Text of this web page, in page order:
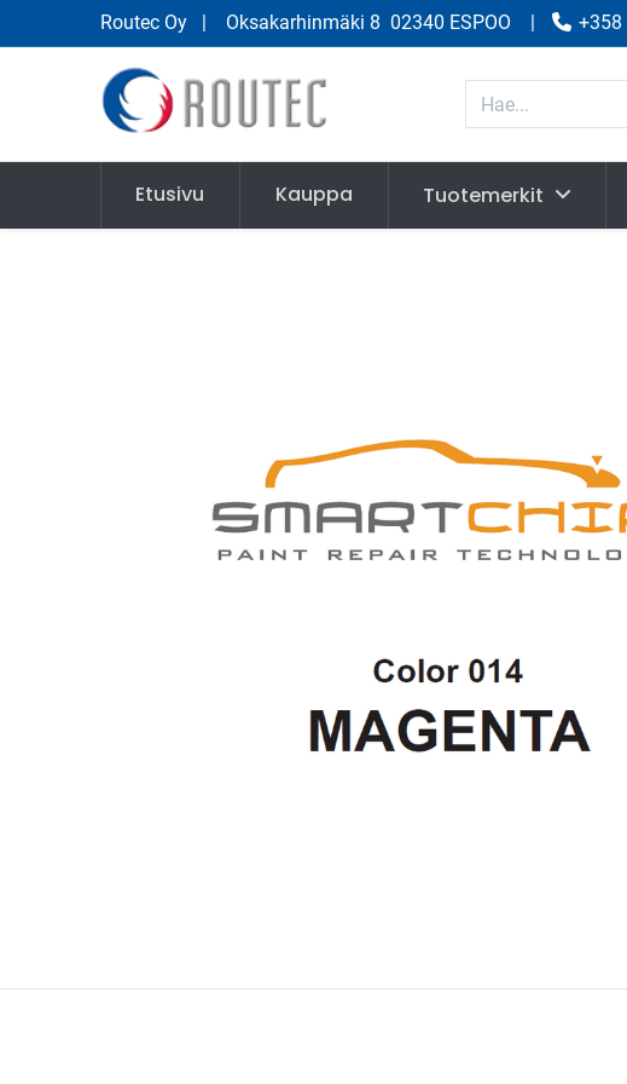
Routec Oy | Oksakarhinmäki 8 02340 ESPOO | +358
Etusivu Kauppa Tuotemerkit